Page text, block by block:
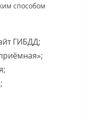
способом
ГИБДД;